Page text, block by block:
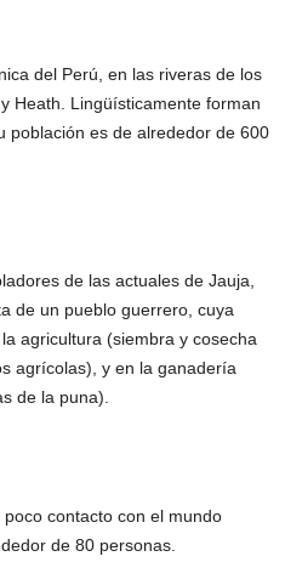
del Perú, en las riveras de los
Heath. Lingüísticamente forman
población es de alrededor de 600
de las actuales de Jauja,
de un pueblo guerrero, cuya
agricultura (siembra y cosecha
agrícolas), y en la ganadería
de la puna).
contacto con el mundo
de 80 personas.